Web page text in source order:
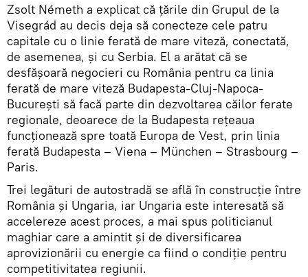
Zsolt Németh a explicat că ţările din Grupul de la
Visegrád au decis deja să conecteze cele patru
capitale cu o linie ferată de mare viteză, conectată,
de asemenea, şi cu Serbia. El a arătat că se
desfăşoară negocieri cu România pentru ca linia
ferată de mare viteză Budapesta-Cluj-Napoca-
Bucureşti să facă parte din dezvoltarea căilor ferate
regionale, deoarece de la Budapesta reţeaua
funcţionează spre toată Europa de Vest, prin linia
ferată Budapesta – Viena – München – Strasbourg –
Paris.
Trei legături de autostradă se află în construcţie între
România şi Ungaria, iar Ungaria este interesată să
accelereze acest proces, a mai spus politicianul
maghiar care a amintit și de diversificarea
aprovizionării cu energie ca fiind o condiţie pentru
competitivitatea regiunii.